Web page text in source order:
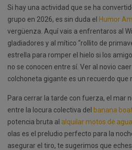
Si hay una actividad que se ha
grupo en 2026, es sin duda el Humor
vergüenza. Aquí vais a enfrentaros al
gladiadores y al mítico “rollito de
estrella para romper el hielo si los
no se conocen entre sí. Ver al novio
colchoneta gigante es un recuerdo que
Para cerrar la tarde con fuerza, el mar
entre la locura colectiva del banana
potencia bruta al alquilar motos de agua
olas es el preludio perfecto para la
asegurar el tiro, te sugerimos que